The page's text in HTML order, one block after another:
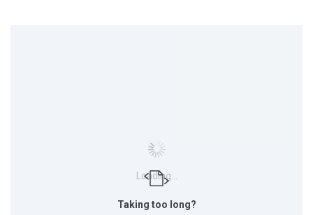
Loading...
Taking too long?